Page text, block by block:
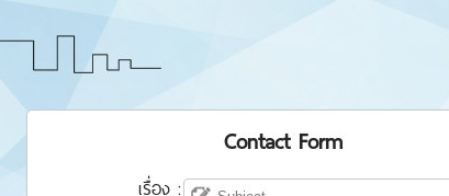
Contact Form
เรื่อง :